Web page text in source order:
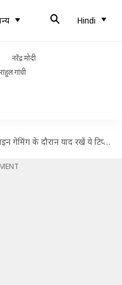
Hindi
नरेंद्र मोदी
राहुल गांधी
के दौरान याद रखें ये टिप्स, साइबर हमलों के खतरे से ना रहें अनजान